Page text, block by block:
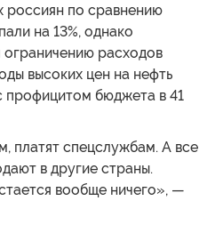
россиян по сравнению
на 13%, однако
ограничению расходов
высоких цен на нефть
профицитом бюджета в 41
платят спецслужбам. А все
в другие страны.
вообще ничего», —